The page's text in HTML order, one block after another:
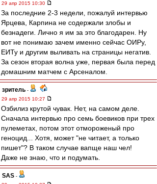
29 апр 2015 10:30
За последние 2-3 недели, пожалуй интервью
Ярцева, Карпина не содержали злобы и
безнадеги. Лично я им за это благодарен. Ну
вот не понимаю зачем именно сейчас ОИРу,
ЕИТу и другим выливать на страницы негатив.
За сезон вторая волна уже, первая была перед
домашним матчем с Арсеналом.
зpитель -
29 апр 2015 10:27
Озбилиз крутой чувак. Нет, на самом деле.
Сначала интервью про семь боевиков при трех
пулеметах, потом этот отмороженый про
геноцид... Хотя, может "не читает, а только
пишет"? В таком случае вапще наш чел!
Даже не знаю, что и подумать.
SAS -